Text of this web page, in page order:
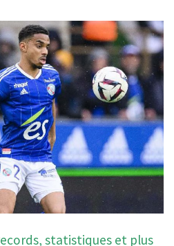
statistiques et plus